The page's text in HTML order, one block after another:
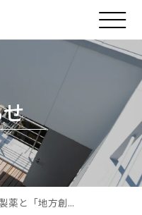
薬と「地方創...